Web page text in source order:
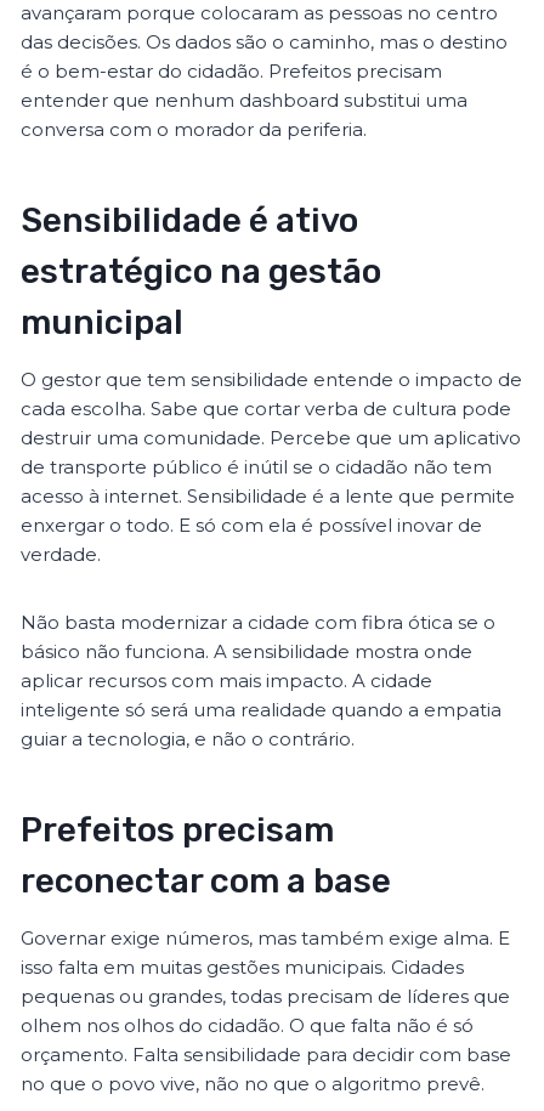
avançaram porque colocaram as pessoas no centro
das decisões. Os dados são o caminho, mas o destino
é o bem-estar do cidadão. Prefeitos precisam
entender que nenhum dashboard substitui uma
conversa com o morador da periferia.
Sensibilidade é ativo
estratégico na gestão
municipal
O gestor que tem sensibilidade entende o impacto de
cada escolha. Sabe que cortar verba de cultura pode
destruir uma comunidade. Percebe que um aplicativo
de transporte público é inútil se o cidadão não tem
acesso à internet. Sensibilidade é a lente que permite
enxergar o todo. E só com ela é possível inovar de
verdade.
Não basta modernizar a cidade com fibra ótica se o
básico não funciona. A sensibilidade mostra onde
aplicar recursos com mais impacto. A cidade
inteligente só será uma realidade quando a empatia
guiar a tecnologia, e não o contrário.
Prefeitos precisam
reconectar com a base
Governar exige números, mas também exige alma. E
isso falta em muitas gestões municipais. Cidades
pequenas ou grandes, todas precisam de líderes que
olhem nos olhos do cidadão. O que falta não é só
orçamento. Falta sensibilidade para decidir com base
no que o povo vive, não no que o algoritmo prevê.